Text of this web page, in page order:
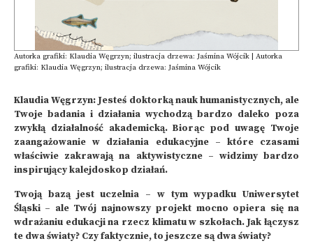
Autorka grafiki: Klaudia Węgrzyn; ilustracja drzewa: Jaśmina Wójcik | Autorka
grafiki: Klaudia Węgrzyn; ilustracja drzewa: Jaśmina Wójcik
Klaudia Węgrzyn: Jesteś doktorką nauk humanistycznych, ale
Twoje badania i działania wychodzą bardzo daleko poza
zwykłą działalność akademicką. Biorąc pod uwagę Twoje
zaangażowanie w działania edukacyjne – które czasami
właściwie zakrawają na aktywistyczne – widzimy bardzo
inspirujący kalejdoskop działań.
Twoją bazą jest uczelnia – w tym wypadku Uniwersytet
Śląski – ale Twój najnowszy projekt mocno opiera się na
wdrażaniu edukacji na rzecz klimatu w szkołach. Jak łączysz
te dwa światy? Czy faktycznie, to jeszcze są dwa światy?